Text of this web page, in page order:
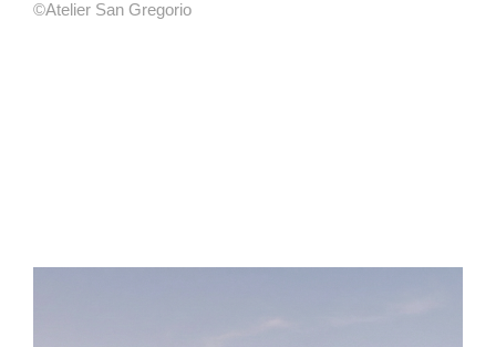
©Atelier San Gregorio